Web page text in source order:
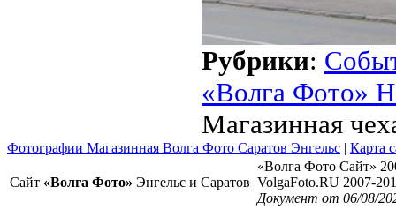
Рубрики:
«Волга Фото»
Магазинная
Фотографии Магазинная Волга Фото Саратов Энгельс | Карта
Сайт «Волга Фото» Энгельс и Саратов
«Волга Фото Сайт»
VolgaFoto.RU 2007-
Документ от 06/08/